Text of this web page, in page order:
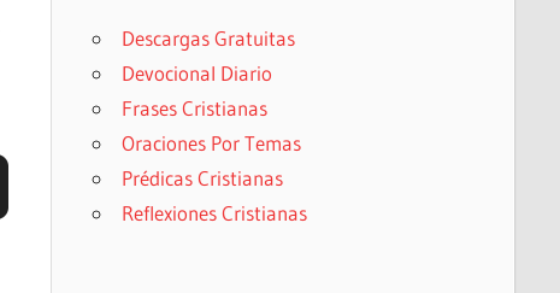
Descargas Gratuitas
Devocional Diario
Frases Cristianas
Oraciones Por Temas
Prédicas Cristianas
Reflexiones Cristianas